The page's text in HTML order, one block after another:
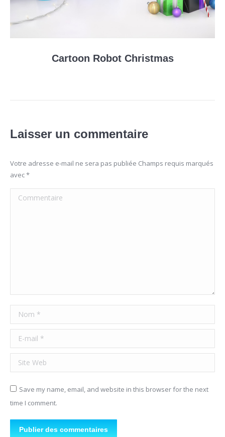
Cartoon Robot Christmas
Laisser un commentaire
Votre adresse e-mail ne sera pas publiée Champs requis marqués
avec*
Commentaire
Nom *
E-mail *
Site Web
Save my name, email, and website in this browser for the next
time I comment.
Publier des commentaires